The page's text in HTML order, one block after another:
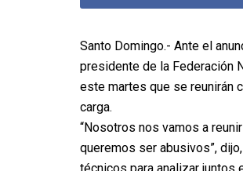
Santo Domingo.- Ante el
presidente de la Federación
este martes que se reunirán
carga.
“Nosotros nos vamos a
queremos ser abusivos”,